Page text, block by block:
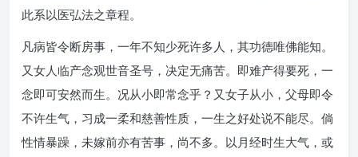
此系以医弘法之章程。
凡病皆令断房事，一年不知少死许多人，其功德唯佛能知。
又女人临产念观世音圣号，决定无痛苦。即难产得要死，一
念即可安然而生。况从小即常念乎？又女子从小，父母即令
不许生气，习成一柔和慈善性质，一生之好处说不能尽。倘
性情暴躁，未嫁前亦有苦事，尚不多。以月经时生大气，或